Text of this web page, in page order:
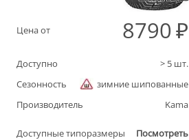
Цена от 8790
Доступно > 5 шт.
Сезонность
зимние шипованные
Производитель
Kama
Доступные типоразмеры Посмотреть